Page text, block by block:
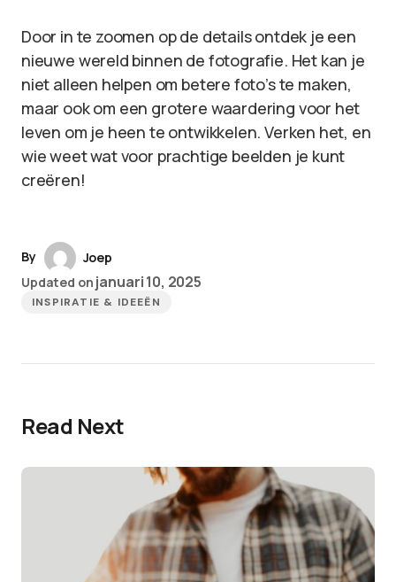
Door in te zoomen op de details ontdek je een
nieuwe wereld binnen de fotografie. Het kan je
niet alleen helpen om betere foto’s te maken,
maar ook om een grotere waardering voor het
leven om je heen te ontwikkelen. Verken het, en
wie weet wat voor prachtige beelden je kunt
creëren!
By
Joep
Updated on januari 10, 2025
INSPIRATIE & IDEEËN
Read Next